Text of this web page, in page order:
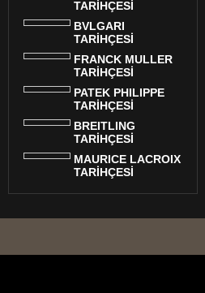
TARİHÇESİ
BVLGARI
TARİHÇESİ
FRANCK MULLER
TARİHÇESİ
PATEK PHILIPPE
TARİHÇESİ
BREITLING
TARİHÇESİ
MAURICE LACROIX
TARİHÇESİ